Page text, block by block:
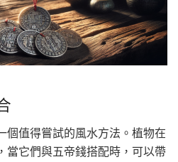
個值得嘗試的風水方法。植物在
當它們與五帝錢搭配時，可以帶